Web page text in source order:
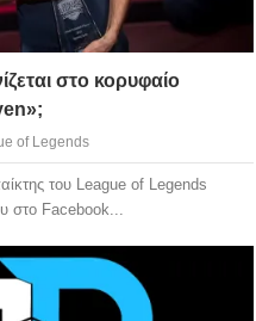
στο κορυφαίο
of Legends
του League of Legends
στο Facebook...